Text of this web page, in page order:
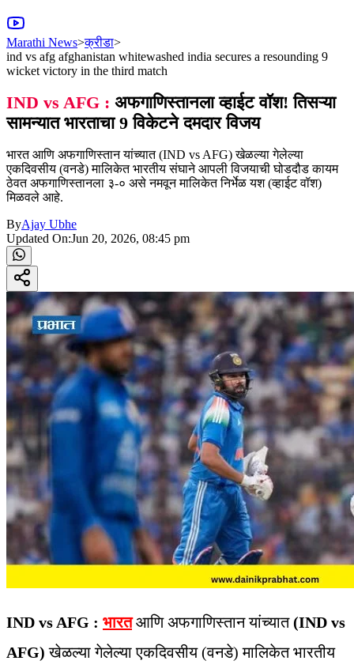
Marathi News>क्रीडा>
ind vs afg afghanistan whitewashed india secures a resounding 9
wicket victory in the third match
IND vs AFG : अफगाणिस्तानला व्हाईट वॉश! तिसऱ्या
सामन्यात भारताचा 9 विकेटने दमदार विजय
भारत आणि अफगाणिस्तान यांच्यात (IND vs AFG) खेळल्या गेलेल्या
एकदिवसीय (वनडे) मालिकेत भारतीय संघाने आपली विजयाची घोडदौड कायम
ठेवत अफगाणिस्तानला ३-० असे नमवून मालिकेत निर्भेळ यश (व्हाईट वॉश)
मिळवले आहे.
ByAjay Ubhe
Updated On:Jun 20, 2026, 08:45 pm
IND vs AFG : भारतआणि अफगाणिस्तान यांच्यात(IND vs
AFG)खेळल्या गेलेल्या एकदिवसीय (वनडे) मालिकेत भारतीय